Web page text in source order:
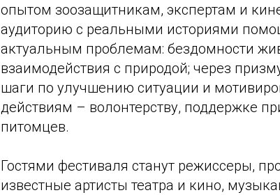
опытом зоозащитникам, экспертам и
аудиторию с реальными историями
актуальным проблемам: бездомности
взаимодействия с природой; через
шаги по улучшению ситуации и
действиям – волонтерству, поддержке
питомцев.
Гостями фестиваля станут режиссеры,
известные артисты театра и кино,